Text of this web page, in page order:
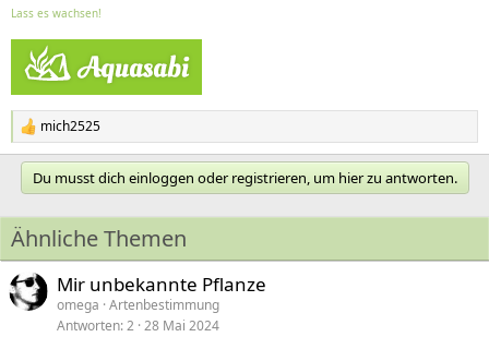
Lass es wachsen!
R
e
a
i
o
n
e
n
:
mich2525
Du musst dich einloggen oder registrieren, um hier zu antworten.
Ähnliche Themen
Mir unbekannte Pflanze
omega Artenbestimmung
Antworten 2 28 Mai 2024